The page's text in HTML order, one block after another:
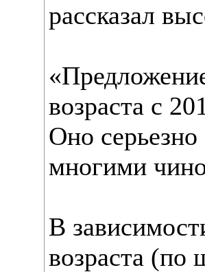
рассказал
возраста с
Оно
многими
В
возраста (по